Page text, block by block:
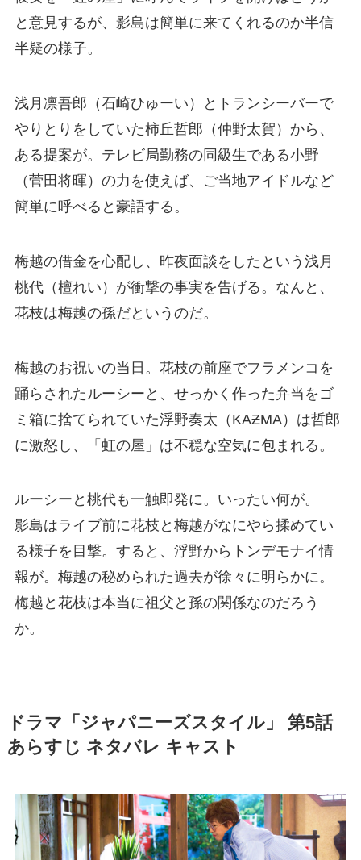
と意見するが、影島は簡単に来てくれるのか半信
半疑の様子。
浅月凛吾郎（石崎ひゅーい）とトランシーバーで
やりとりをしていた柿丘哲郎（仲野太賀）から、
ある提案が。テレビ局勤務の同級生である小野
（菅田将暉）の力を使えば、ご当地アイドルなど
簡単に呼べると豪語する。
梅越の借金を心配し、昨夜面談をしたという浅月
桃代（檀れい）が衝撃の事実を告げる。なんと、
花枝は梅越の孫だというのだ。
梅越のお祝いの当日。花枝の前座でフラメンコを
踊らされたルーシーと、せっかく作った弁当をゴ
ミ箱に捨てられていた浮野奏太（KAƵMA）は哲郎
に激怒し、「虹の屋」は不穏な空気に包まれる。
ルーシーと桃代も一触即発に。いったい何が。
影島はライブ前に花枝と梅越がなにやら揉めてい
る様子を目撃。すると、浮野からトンデモナイ情
報が。梅越の秘められた過去が徐々に明らかに。
梅越と花枝は本当に祖父と孫の関係なのだろう
か。
ドラマ「ジャパニーズスタイル」 第5話
あらすじ ネタバレ キャスト